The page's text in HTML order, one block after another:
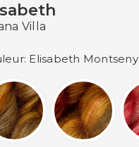
Villa
Elisabeth Montseny